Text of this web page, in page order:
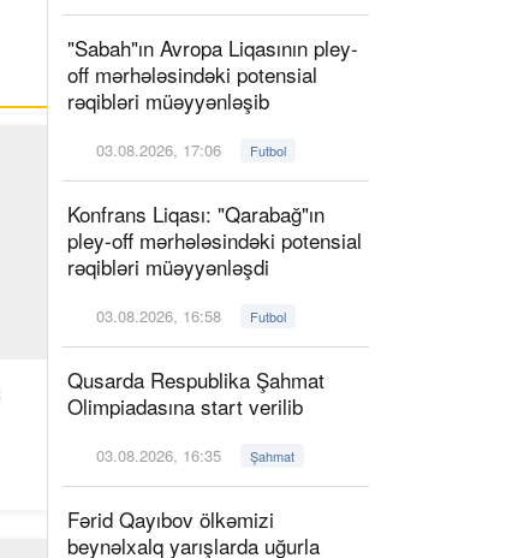
"Sabah"ın Avropa Liqasının pley-
off mərhələsindəki potensial
rəqibləri müəyyənləşib
03.08.2026, 17:06 Futbol
Konfrans Liqası: "Qarabağ"ın
pley-off mərhələsindəki potensial
rəqibləri müəyyənləşdi
03.08.2026, 16:58 Futbol
Qusarda Respublika Şahmat
Olimpiadasına start verilib
03.08.2026, 16:35 Şahmat
Fərid Qayıbov ölkəmizi
beynəlxalq yarışlarda uğurla